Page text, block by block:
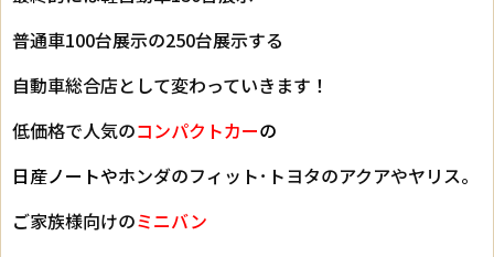
普通車100台展示の250台展示する
自動車総合店として変わっていきます！
低価格で人気のコンパクトカーの
日産ノートやホンダのフィット･トヨタのアクアやヤリス。
ご家族様向けのミニバン